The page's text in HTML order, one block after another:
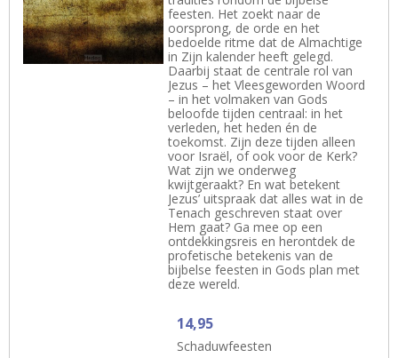
feesten. Het zoekt naar de
oorsprong, de orde en het
bedoelde ritme dat de Almachtige
in Zijn kalender heeft gelegd.
Daarbij staat de centrale rol van
Jezus – het Vleesgeworden Woord
– in het volmaken van Gods
beloofde tijden centraal: in het
verleden, het heden én de
toekomst. Zijn deze tijden alleen
voor Israël, of ook voor de Kerk?
Wat zijn we onderweg
kwijtgeraakt? En wat betekent
Jezus’ uitspraak dat alles wat in de
Tenach geschreven staat over
Hem gaat? Ga mee op een
ontdekkingsreis en herontdek de
profetische betekenis van de
bijbelse feesten in Gods plan met
deze wereld.
14,95
Schaduwfeesten